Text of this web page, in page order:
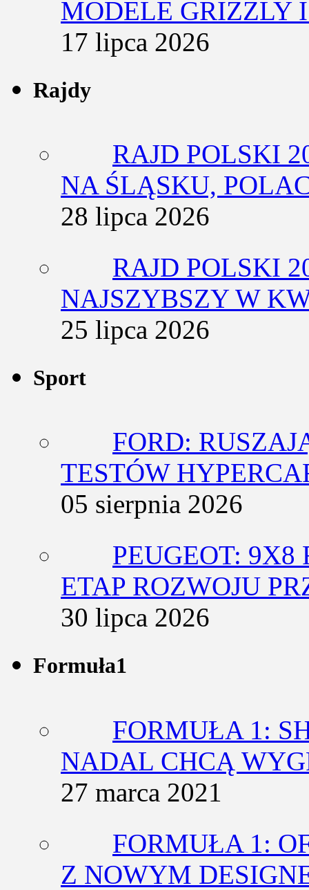
MODELE GRIZZLY
17 lipca 2026
Rajdy
RAJD POLSKI
NA ŚLĄSKU,
28 lipca 2026
RAJD POLSKI
NAJSZYBSZY W
25 lipca 2026
Sport
FORD:
TESTÓW
05 sierpnia 2026
PEUGEOT: 9X8
ETAP ROZWOJU
30 lipca 2026
Formuła1
FORMUŁA 1:
NADAL CHCĄ
27 marca 2021
FORMUŁA 1:
Z NOWYM